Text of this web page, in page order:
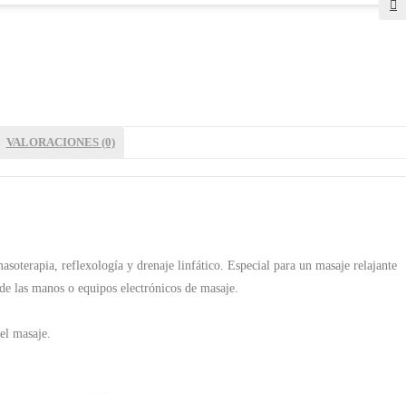
VALORACIONES (0)
reflexología y drenaje linfático. Especial para un masaje relajante
las manos o equipos electrónicos de masaje.
masaje.